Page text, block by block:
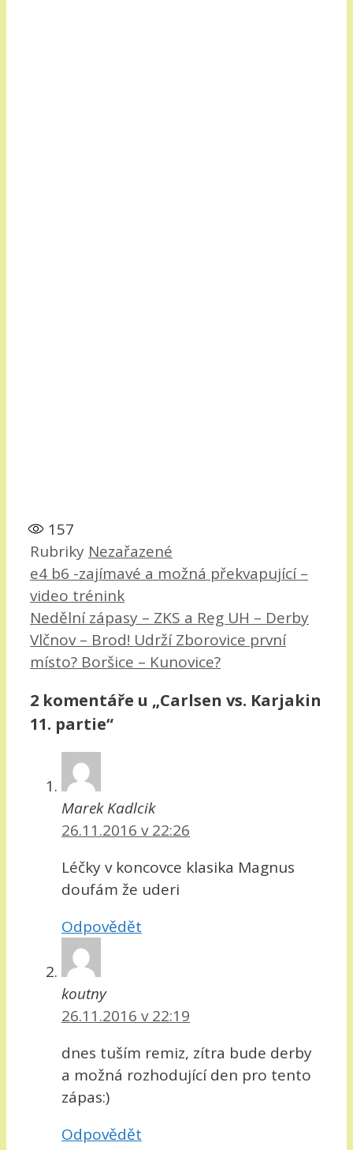
157
Rubriky Nezařazené
e4 b6 -zajímavé a možná překvapující –
video trénink
Nedělní zápasy – ZKS a Reg UH – Derby
Vlčnov – Brod! Udrží Zborovice první
místo? Boršice – Kunovice?
2 komentáře u „Carlsen vs. Karjakin
11. partie“
Marek Kadlcik
26.11.2016 v 22:26
Léčky v koncovce klasika Magnus
doufám že uderi
Odpovědět
koutny
26.11.2016 v 22:19
dnes tuším remiz, zítra bude derby
a možná rozhodující den pro tento
zápas:)
Odpovědět